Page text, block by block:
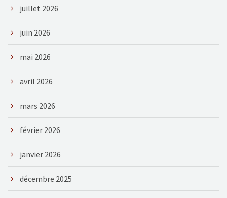
juillet 2026
juin 2026
mai 2026
avril 2026
mars 2026
février 2026
janvier 2026
décembre 2025